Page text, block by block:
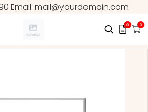
Email: mail@yourdomain.com
0 0